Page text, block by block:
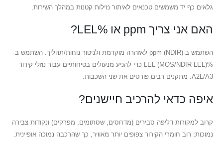
גלאים כף יד משמשים טכנאים לאיתור נזילות קטנות במהלך השירות.
האם אני צריך ppm או %LEL?
השתמש ב-ppm (NDIR) לאזהרה מוקדמת ולניטור נוחות/תהליך. השתמש ב-
%LEL (MOS/NDIR-LEL) כדי להניע מנעולים בטיחותיים עבור נוזלי קירור
A2L/A3. מתקנים רבים פורסים את שני השכבות.
איפה כדאי להרכיב חיישנים?
קרוב למקורות דליפה סבירים (מדחסים, שסתומים, מפרקים) ונקודות צבירה
נמוכות; רוב חומרי הקירור צפופים יותר מאוויר, כך שהרכבה נמוכה אופיינית.